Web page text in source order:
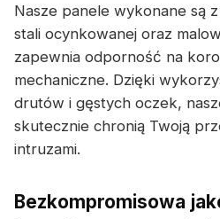
Nasze panele wykonane są
stali ocynkowanej oraz
zapewnia odporność na
mechaniczne. Dzięki
drutów i gęstych oczek,
skutecznie chronią Twoją
intruzami.
Bezkompromisowa